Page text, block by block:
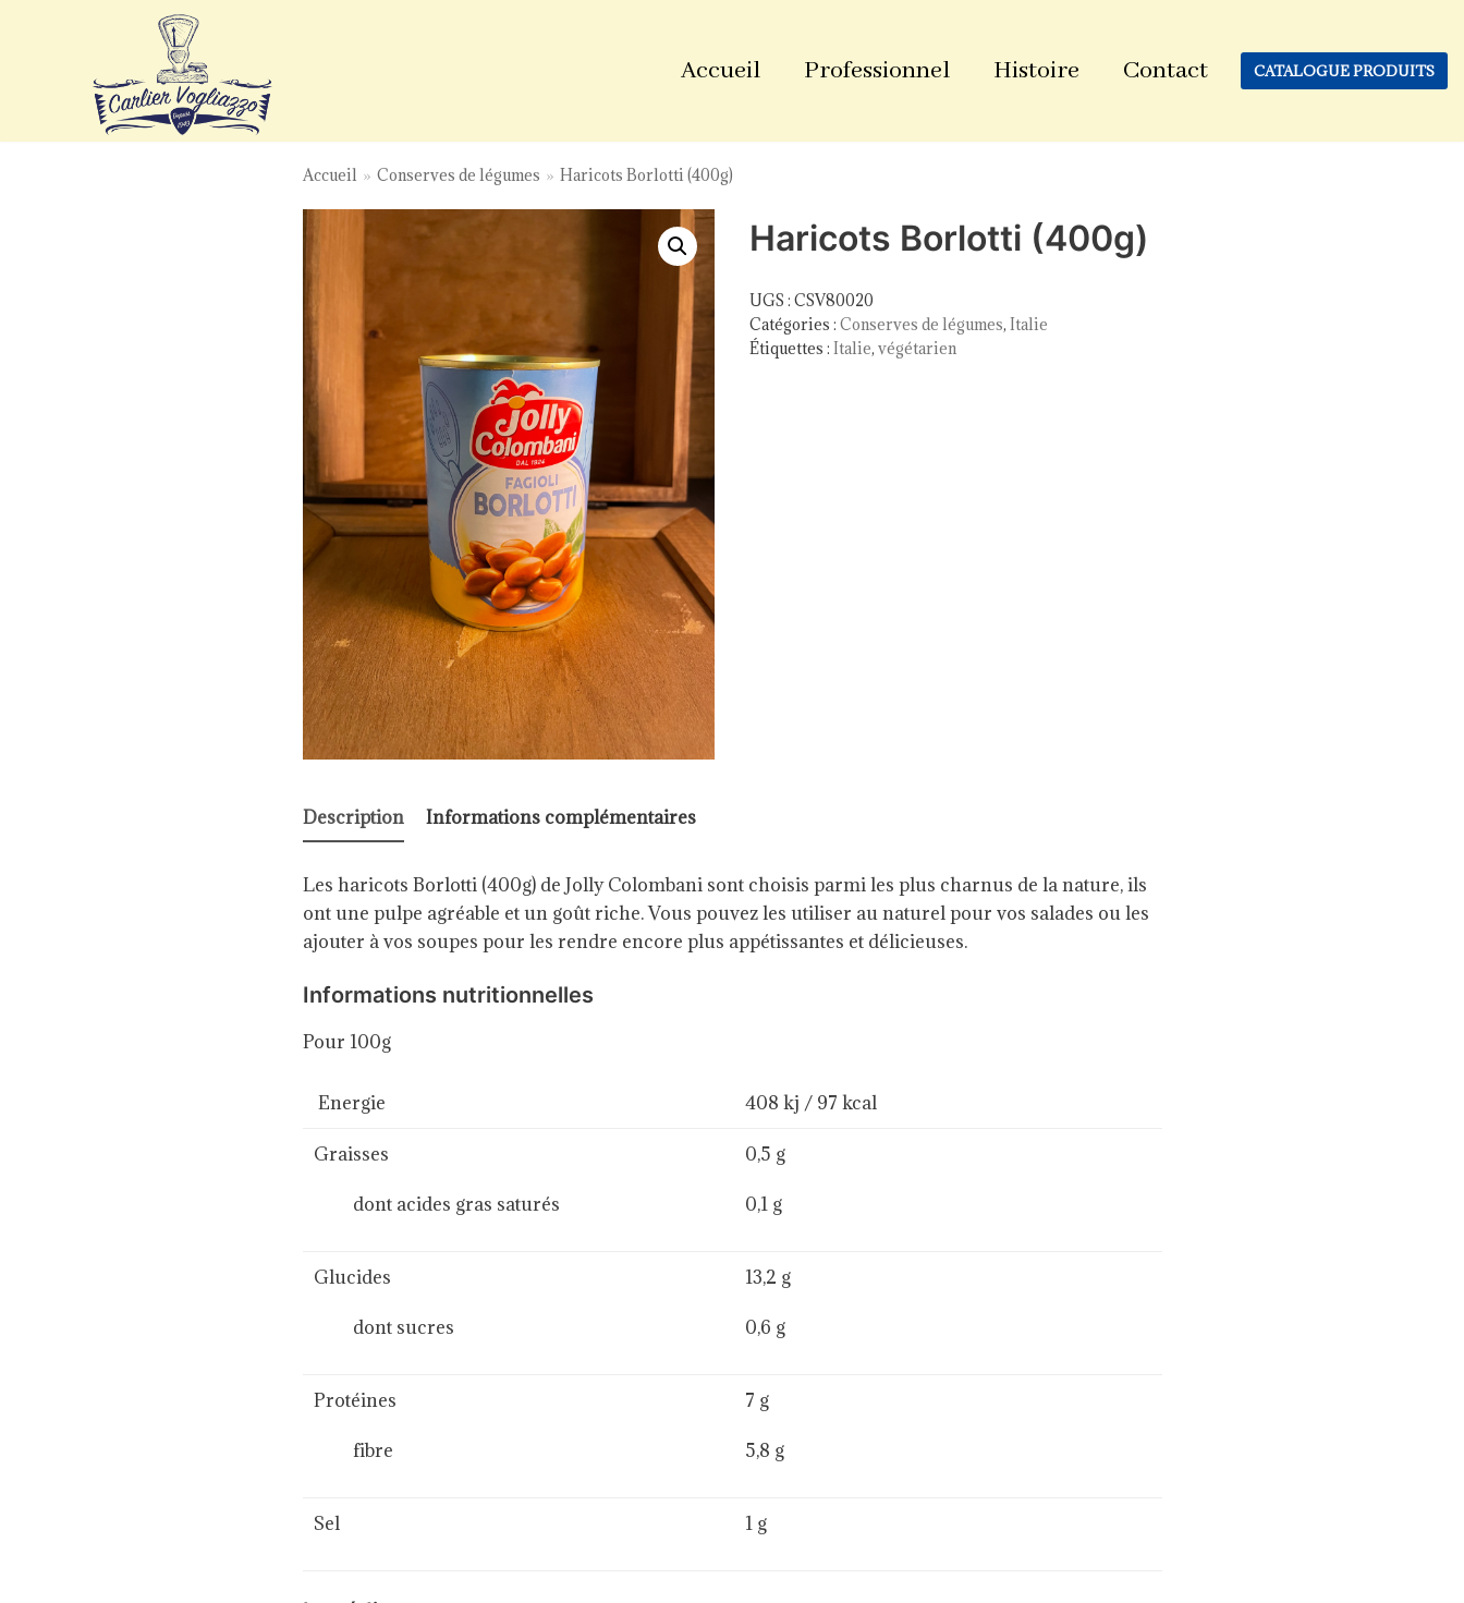
Accueil Professionnel Histoire Contact CATALOGUE PRODUITS
Accueil » Conserves de légumes » Haricots Borlotti (400g)
Haricots Borlotti (400g)
UGS : CSV80020
Catégories : Conserves de légumes, Italie
Étiquettes : Italie, végétarien
Description Informations complémentaires
Les haricots Borlotti (400g) de Jolly Colombani sont choisis parmi les plus charnus de la nature, ils
ont une pulpe agréable et un goût riche. Vous pouvez les utiliser au naturel pour vos salades ou les
ajouter à vos soupes pour les rendre encore plus appétissantes et délicieuses.
Informations nutritionnelles
Pour 100g
Energie 408 kj / 97 kcal
Graisses
dont acides gras saturés
0,5 g
0,1 g
Glucides
dont sucres
13,2 g
0,6 g
Protéines
fibre
7 g
5,8 g
Sel 1 g